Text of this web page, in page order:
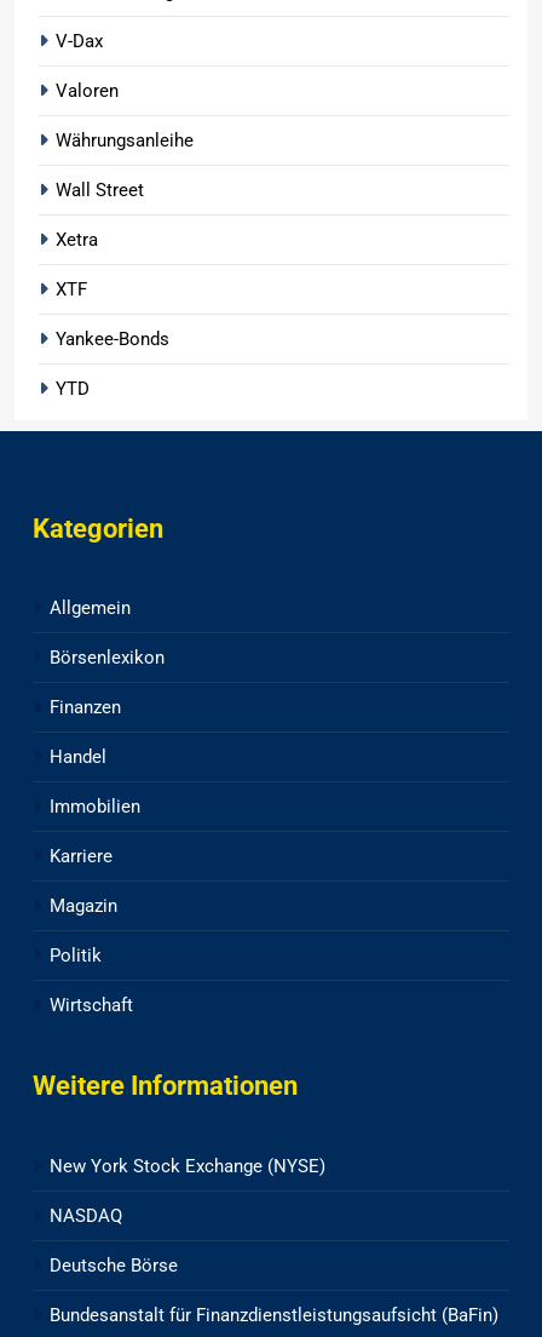
V-Dax
Valoren
Währungsanleihe
Wall Street
Xetra
XTF
Yankee-Bonds
YTD
Kategorien
Allgemein
Börsenlexikon
Finanzen
Handel
Immobilien
Karriere
Magazin
Politik
Wirtschaft
Weitere Informationen
New York Stock Exchange (NYSE)
NASDAQ
Deutsche Börse
Bundesanstalt für Finanzdienstleistungsaufsicht (BaFin)